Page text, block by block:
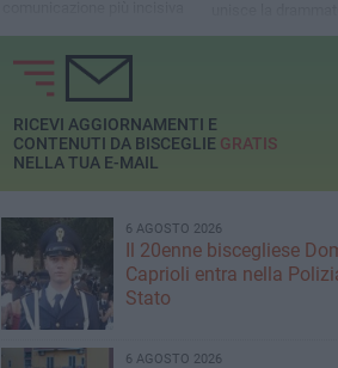
unisce la
classica e le
RICEVI AGGIORNAMENTI E
CONTENUTI DA BISCEGLIE GRATIS
NELLA TUA E-MAIL
6 AGOSTO 2026
Il 20enne biscegliese
Caprioli entra nella
Stato
6 AGOSTO 2026